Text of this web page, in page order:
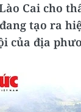
Cai cho
tạo ra
của địa